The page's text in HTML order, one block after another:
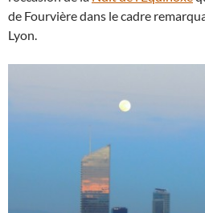
de Fourvière dans le cadre
Lyon.